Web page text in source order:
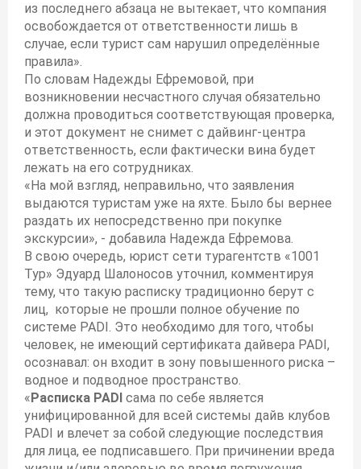
из последнего абзаца не вытекает, что компания
освобождается от ответственности лишь в
случае, если турист сам нарушил определённые
правила».
По словам Надежды Ефремовой, при
возникновении несчастного случая обязательно
должна проводиться соответствующая проверка,
и этот документ не снимет с дайвинг-центра
ответственность, если фактически вина будет
лежать на его сотрудниках.
«На мой взгляд, неправильно, что заявления
выдаются туристам уже на яхте. Было бы вернее
раздать их непосредственно при покупке
экскурсии», - добавила Надежда Ефремова.
В свою очередь, юрист сети турагентств «1001
Тур» Эдуард Шалоносов уточнил, комментируя
тему, что такую расписку традиционно берут с
лиц, которые не прошли полное обучение по
системе PADI. Это необходимо для того, чтобы
человек, не имеющий сертификата дайвера PADI,
осознавал: он входит в зону повышенного риска –
водное и подводное пространство.
«Расписка PADI сама по себе является
унифицированной для всей системы дайв клубов
PADI и влечет за собой следующие последствия
для лица, ее подписавшего. При причинении вреда